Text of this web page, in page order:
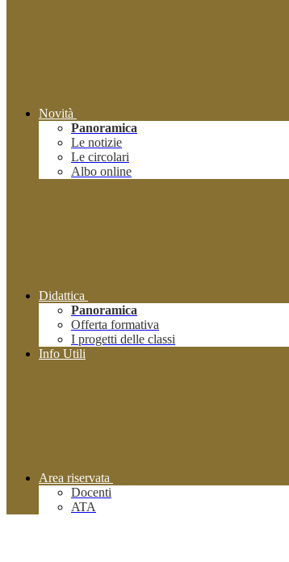
Novità
Panoramica
Le notizie
Le circolari
Albo online
Didattica
Panoramica
Offerta formativa
I progetti delle classi
Info Utili
Area riservata
Docenti
ATA